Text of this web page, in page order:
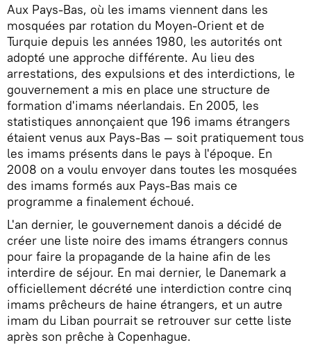
Aux Pays-Bas, où les imams viennent dans les
mosquées par rotation du Moyen-Orient et de
Turquie depuis les années 1980, les autorités ont
adopté une approche différente. Au lieu des
arrestations, des expulsions et des interdictions, le
gouvernement a mis en place une structure de
formation d'imams néerlandais. En 2005, les
statistiques annonçaient que 196 imams étrangers
étaient venus aux Pays-Bas — soit pratiquement tous
les imams présents dans le pays à l'époque. En
2008 on a voulu envoyer dans toutes les mosquées
des imams formés aux Pays-Bas mais ce
programme a finalement échoué.
L'an dernier, le gouvernement danois a décidé de
créer une liste noire des imams étrangers connus
pour faire la propagande de la haine afin de les
interdire de séjour. En mai dernier, le Danemark a
officiellement décrété une interdiction contre cinq
imams prêcheurs de haine étrangers, et un autre
imam du Liban pourrait se retrouver sur cette liste
après son prêche à Copenhague.